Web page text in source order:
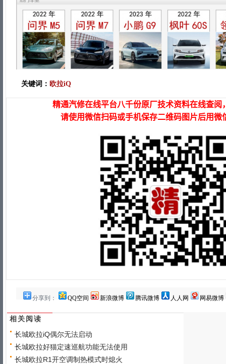
关键词： 欧拉iQ
分享到： QQ空间 新浪微博 腾讯微博 人人网 网易微博
相关阅读
长城欧拉iQ偶尔无法启动
长城欧拉好猫定速巡航功能无法使用
长城欧拉R1开空调制热模式时熄火